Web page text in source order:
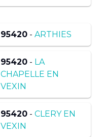
95420 - ARTHIES
95420 - LA
CHAPELLE EN
VEXIN
95420 - CLERY EN
VEXIN